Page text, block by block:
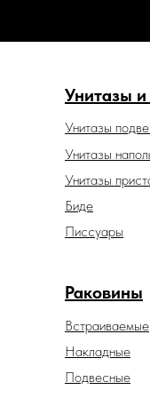
Унитазы
Унитазы
Унитазы
Унитазы
Раковины
Встраиваемые
Накладные
Подвесные
Биде
Писсуары